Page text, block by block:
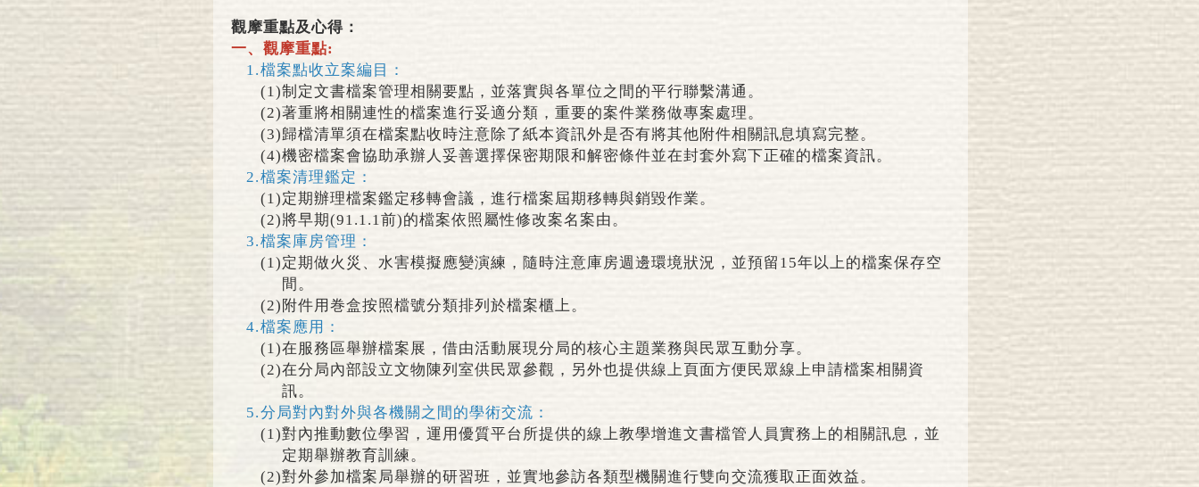
觀摩重點及心得：
一、觀摩重點:
1.檔案點收立案編目：
(1)制定文書檔案管理相關要點，並落實與各單位之間的平行聯繫溝通。
(2)著重將相關連性的檔案進行妥適分類，重要的案件業務做專案處理。
(3)歸檔清單須在檔案點收時注意除了紙本資訊外是否有將其他附件相關訊息填寫完整。
(4)機密檔案會協助承辦人妥善選擇保密期限和解密條件並在封套外寫下正確的檔案資訊。
2.檔案清理鑑定：
(1)定期辦理檔案鑑定移轉會議，進行檔案屆期移轉與銷毀作業。
(2)將早期(91.1.1前)的檔案依照屬性修改案名案由。
3.檔案庫房管理：
(1)定期做火災、水害模擬應變演練，隨時注意庫房週邊環境狀況，並預留15年以上的檔案保存空
間。
(2) 附件用巻盒按照檔號分類排列於檔案櫃上。
4.檔案應用：
(1)在服務區舉辦檔案展，借由活動展現分局的核心主題業務與民眾互動分享。
(2)在分局內部設立文物陳列室供民眾參觀，另外也提供線上頁面方便民眾線上申請檔案相關資
訊。
5.分局對內對外與各機關之間的學術交流：
(1)對內推動數位學習，運用優質平台所提供的線上教學增進文書檔管人員實務上的相關訊息，並
定期舉辦教育訓練。
(2)對外參加檔案局舉辦的研習班，並實地參訪各類型機關進行雙向交流獲取正面效益。